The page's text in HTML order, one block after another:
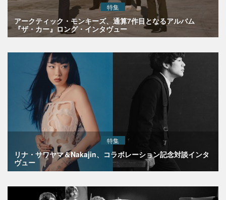
特集
アークティック・モンキーズ、通算7作目となるアルバム
『ザ・カー』ロング・インタヴュー
特集
リナ・サワヤマ＆Nakajin、コラボレーション記念対談インタ
ヴュー